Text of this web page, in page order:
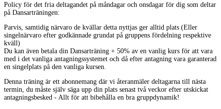
Policy för det fria deltagandet på måndagar och onsdagar för dig som deltar
på Dansarträningen:
Parvis, samtidig närvaro de kvällar detta nyttjas ger alltid plats (Eller
singelnärvaro efter godkännade grundat på gruppens fördelning respektive
kväll)
Du kan även betala din Dansarträning + 50% av en vanlig kurs för att vara
med i det vanliga antagningssystemet och då efter antagning vara garanterad
en singelplats på den vanliga kursen.
Denna träning är ett abonnemang där vi återanmäler deltagarna till nästa
termin, du måste själv säga upp din plats senast två veckor efter utskickat
antagningsbesked - Allt för att bibehålla en bra gruppdynamik!